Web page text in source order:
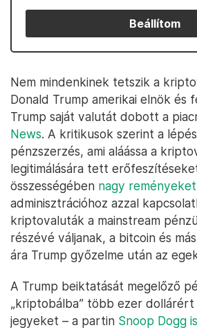
Beállítom
Nem mindenkinek tetszik a
Donald Trump amerikai elnök és
Trump saját valutát dobott a
News. A kritikusok szerint a
pénzszerzés, ami aláássa a
legitimálására tett
összességében nagy
adminisztrációhoz azzal
kriptovaluták a mainstream
részévé váljanak, a bitcoin és
ára Trump győzelme után az
A Trump beiktatását megelőző
„kriptobálba” több ezer
jegyeket – a partin Snoop Dogg